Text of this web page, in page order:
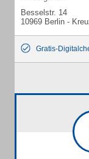
Besselstr. 14
10969 Berlin -
Gratis-